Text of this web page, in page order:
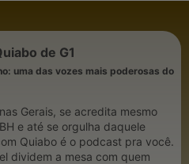
de G1
uma das vozes mais poderosas do
Gerais, se acredita mesmo
e até se orgulha daquele
Quiabo é o podcast pra você.
dividem a mesa com quem